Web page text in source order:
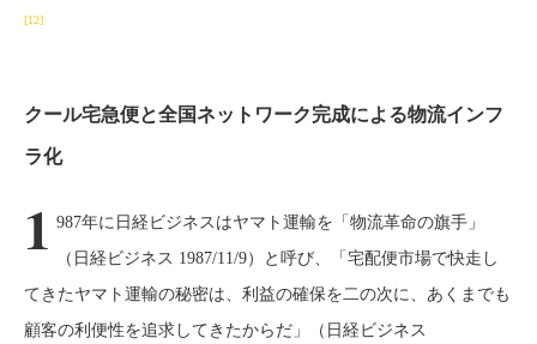
[12]
クール宅急便と全国ネットワーク完成による物流インフ
ラ化
1 987年に日経ビジネスはヤマト運輸を「物流革命の旗手」
（日経ビジネス 1987/11/9）と呼び、「宅配便市場で快走し
てきたヤマト運輸の秘密は、利益の確保を二の次に、あくまでも
顧客の利便性を追求してきたからだ」（日経ビジネス